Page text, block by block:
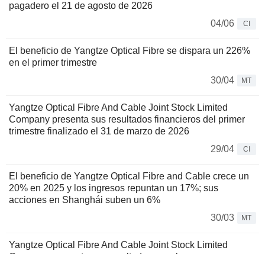
pagadero el 21 de agosto de 2026
04/06
CI
El beneficio de Yangtze Optical Fibre se dispara un 226%
en el primer trimestre
30/04
MT
Yangtze Optical Fibre And Cable Joint Stock Limited
Company presenta sus resultados financieros del primer
trimestre finalizado el 31 de marzo de 2026
29/04
CI
El beneficio de Yangtze Optical Fibre and Cable crece un
20% en 2025 y los ingresos repuntan un 17%; sus
acciones en Shanghái suben un 6%
30/03
MT
Yangtze Optical Fibre And Cable Joint Stock Limited